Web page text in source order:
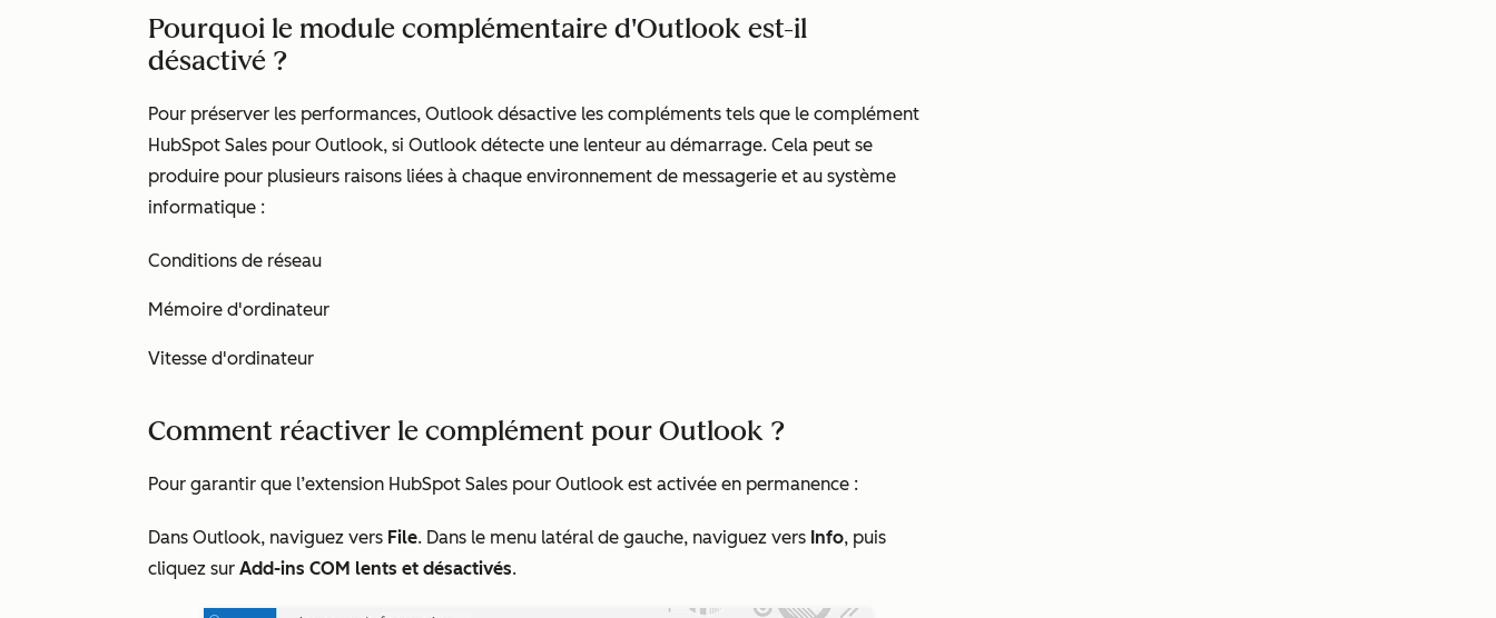
Pourquoi le module complémentaire d'Outlook est-il
désactivé ?
Pour préserver les performances, Outlook désactive les compléments tels que le complément
HubSpot Sales pour Outlook, si Outlook détecte une lenteur au démarrage. Cela peut se
produire pour plusieurs raisons liées à chaque environnement de messagerie et au système
informatique :
Conditions de réseau
Mémoire d'ordinateur
Vitesse d'ordinateur
Comment réactiver le complément pour Outlook ?
Pour garantir que l’extension HubSpot Sales pour Outlook est activée en permanence :
Dans Outlook, naviguez vers File. Dans le menu latéral de gauche, naviguez vers Info, puis
cliquez sur Add-ins COM lents et désactivés.